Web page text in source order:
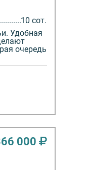
10 сот.
Удобная
очередь
000